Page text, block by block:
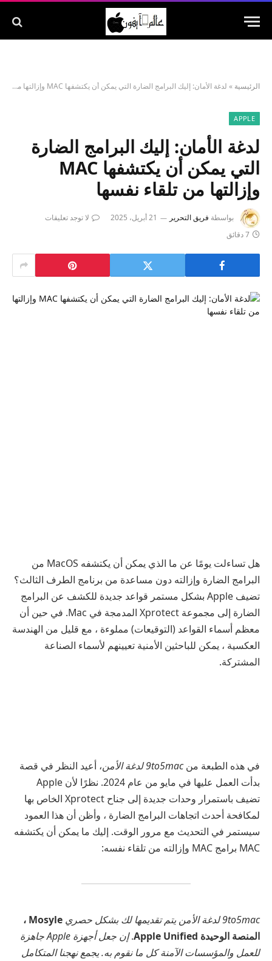
الرئيسية » لدغة الأمان: إليك البرامج الضارة التي يمكن أن يكتشفها MAC وإزالتها من تلقاء نفسها
APPLE
لدغة الأمان: إليك البرامج الضارة
التي يمكن أن يكتشفها MAC
وإزالتها من تلقاء نفسها
بواسطة فريق التحرير 21 أبريل، 2025
لا توجد تعليقات
7 دقائق
هل تساءلت يومًا عن ما الذي يمكن أن يكتشفه MacOS من
البرامج الضارة وإزالته دون مساعدة من برنامج الطرف الثالث؟
تضيف Apple بشكل مستمر قواعد جديدة للكشف عن البرامج
الضارة إلى مجموعة Xprotect المدمجة في Mac. في حين أن
معظم أسماء القواعد (التوقيعات) مملوءة ، مع قليل من الهندسة
العكسية ، يمكن للباحثين الأمنية تعيينهم لأسماء الصناعة
المشتركة.
في هذه الطبعة من9to5macلدغة الأمن، أعيد النظر في قصة
بدأت العمل عليها في مايو من عام 2024. نظرًا لأن Apple
تضيف باستمرار وحدات جديدة إلى جناح Xprotect الخاص بها
لمكافحة أحدث اتجاهات البرامج الضارة ، وأظن أن هذا العمود
سيستمر في التحديث مع مرور الوقت. إليك ما يمكن أن يكتشفه
MAC برامج MAC وإزالته من تلقاء نفسه:
9to5mac لدغة الأمن يتم تقديمها لك بشكل حصري
Mosyle ،
المنصة الوحيدة Apple Unified
.
إن جعل أجهزة Apple جاهزة
للعمل والمؤسسات الآمنة كل ما نقوم به. يجمع نهجنا المتكامل